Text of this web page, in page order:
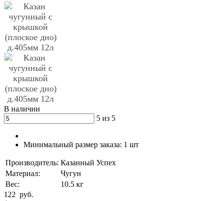
В наличии
5 из 5
Минимальный размер заказа: 1 шт
Производитель: Казанный Успех
Материал:
Чугун
Вес:
10.5 кг
122 руб.